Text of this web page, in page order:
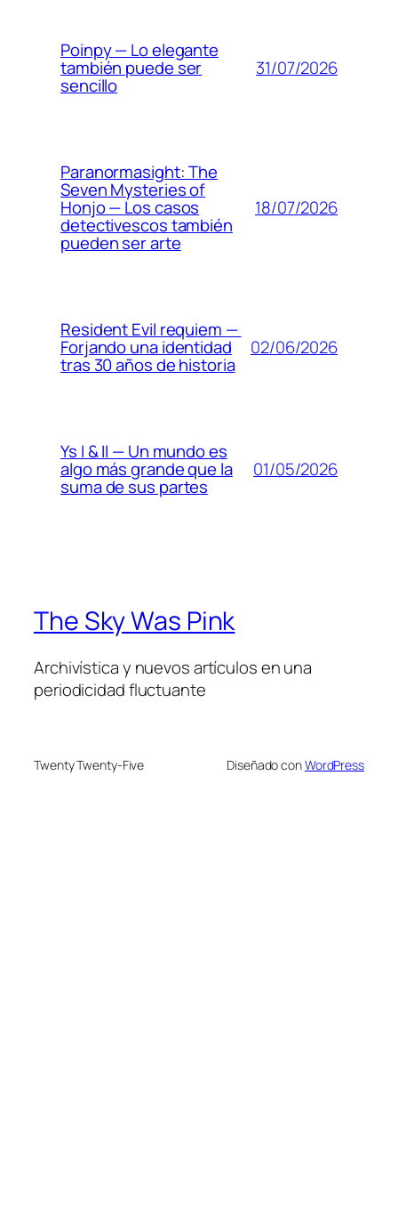
Poinpy — Lo elegante
también puede ser
sencillo
31/07/2026
Paranormasight: The
Seven Mysteries of
Honjo — Los casos
detectivescos también
pueden ser arte
18/07/2026
Resident Evil requiem —
Forjando una identidad
tras 30 años de historia
02/06/2026
Ys I & II — Un mundo es
algo más grande que la
suma de sus partes
01/05/2026
The Sky Was Pink
Archivística y nuevos artículos en una
periodicidad fluctuante
Twenty Twenty-Five Diseñado conWordPress